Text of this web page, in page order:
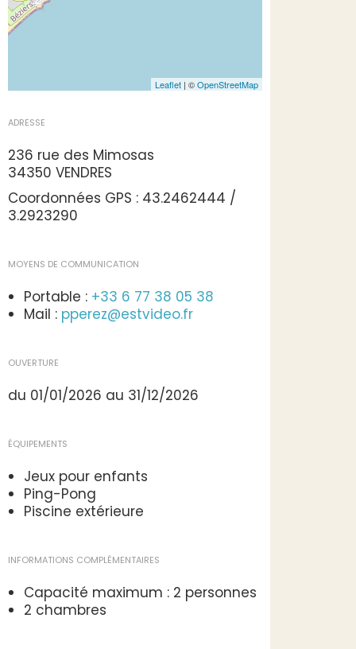
Leaflet | ©OpenStreetMap
ADRESSE
236 rue des Mimosas
34350 VENDRES
Coordonnées GPS : 43.2462444 /
3.2923290
MOYENS DE COMMUNICATION
Portable : +33 6 77 38 05 38
Mail : pperez@estvideo.fr
OUVERTURE
du 01/01/2026 au 31/12/2026
ÉQUIPEMENTS
Jeux pour enfants
Ping-Pong
Piscine extérieure
INFORMATIONS COMPLÉMENTAIRES
Capacité maximum : 2 personnes
2 chambres